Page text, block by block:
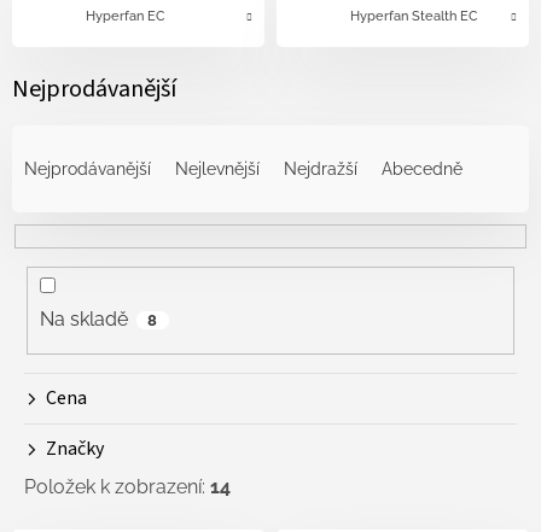
Hyperfan EC Hyperfan Stealth EC
Nejprodávanější
e
n
Nejprodávanější Nejlevnější Nejdražší Abecedně
Na skladě 8
Cena
Značky
Položek k zobrazení: 14